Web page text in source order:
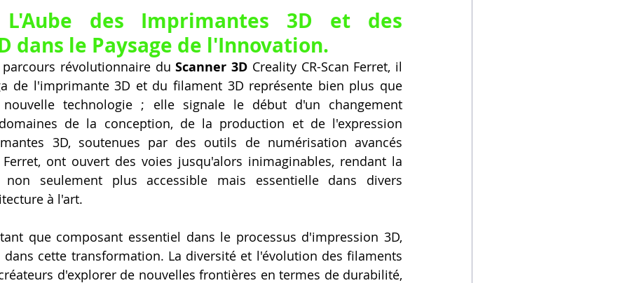
des Imprimantes 3D et des
dans le Paysage de l'Innovation.
parcours révolutionnaire du Scanner 3D Creality CR-Scan Ferret, il
de l'imprimante 3D et du filament 3D représente bien plus que
nouvelle technologie ; elle signale le début d'un changement
de la conception, de la production et de l'expression
3D, soutenues par des outils de numérisation avancés
Ferret, ont ouvert des voies jusqu'alors inimaginables, rendant la
seulement plus accessible mais essentielle dans divers
à l'art.
que composant essentiel dans le processus d'impression 3D,
cette transformation. La diversité et l'évolution des filaments
d'explorer de nouvelles frontières en termes de durabilité,